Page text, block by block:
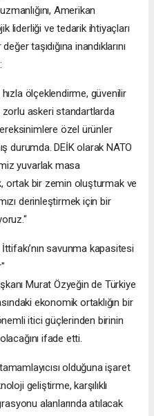
Amerikan
liderliği ve tedarik ihtiyaçları
taşıdığına inandıklarını
ölçeklendirme, güvenilir
askeri standartlarda
özel ürünler
durumda. DEİK olarak NATO
yuvarlak masa
ortak bir zemin oluşturmak ve
derinleştirmek için bir
savunma kapasitesi
Murat Özyeğin de Türkiye
ekonomik ortaklığın bir
itici güçlerinden birinin
ifade etti.
olduğuna işaret
geliştirme, karşılıklı
alanlarında atılacak